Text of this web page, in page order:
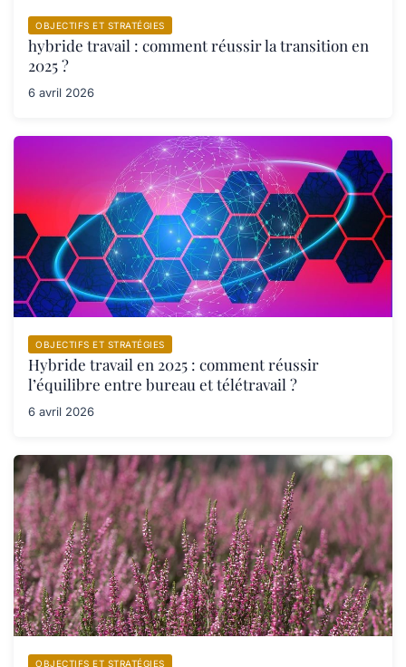
OBJECTIFS ET STRATÉGIES
hybride travail : comment réussir la transition en
2025 ?
6 avril 2026
OBJECTIFS ET STRATÉGIES
Hybride travail en 2025 : comment réussir
l’équilibre entre bureau et télétravail ?
6 avril 2026
OBJECTIFS ET STRATÉGIES